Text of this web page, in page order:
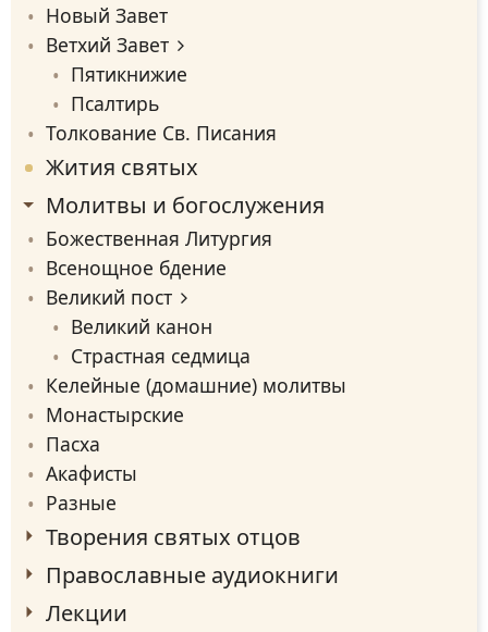
Новый Завет
Ветхий Завет
Пятикнижие
Псалтирь
Толкование Св. Писания
Жития святых
Молитвы и богослужения
Божественная Литургия
Всенощное бдение
Великий пост
Великий канон
Страстная седмица
Келейные (домашние) молитвы
Монастырские
Пасха
Акафисты
Разные
Творения святых отцов
Православные аудиокниги
Лекции